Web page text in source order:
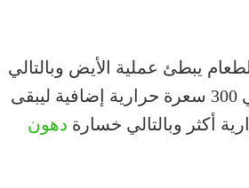
يبطئ عملية الأيض وبالتالي
تفقدين وزنًا أقلّ. فحين تريدين خسارة الوزن يجب أن تتناولي 300 سعرة حرارية إضافية ليبقى
أكثر وبالتالي خسارة دهون